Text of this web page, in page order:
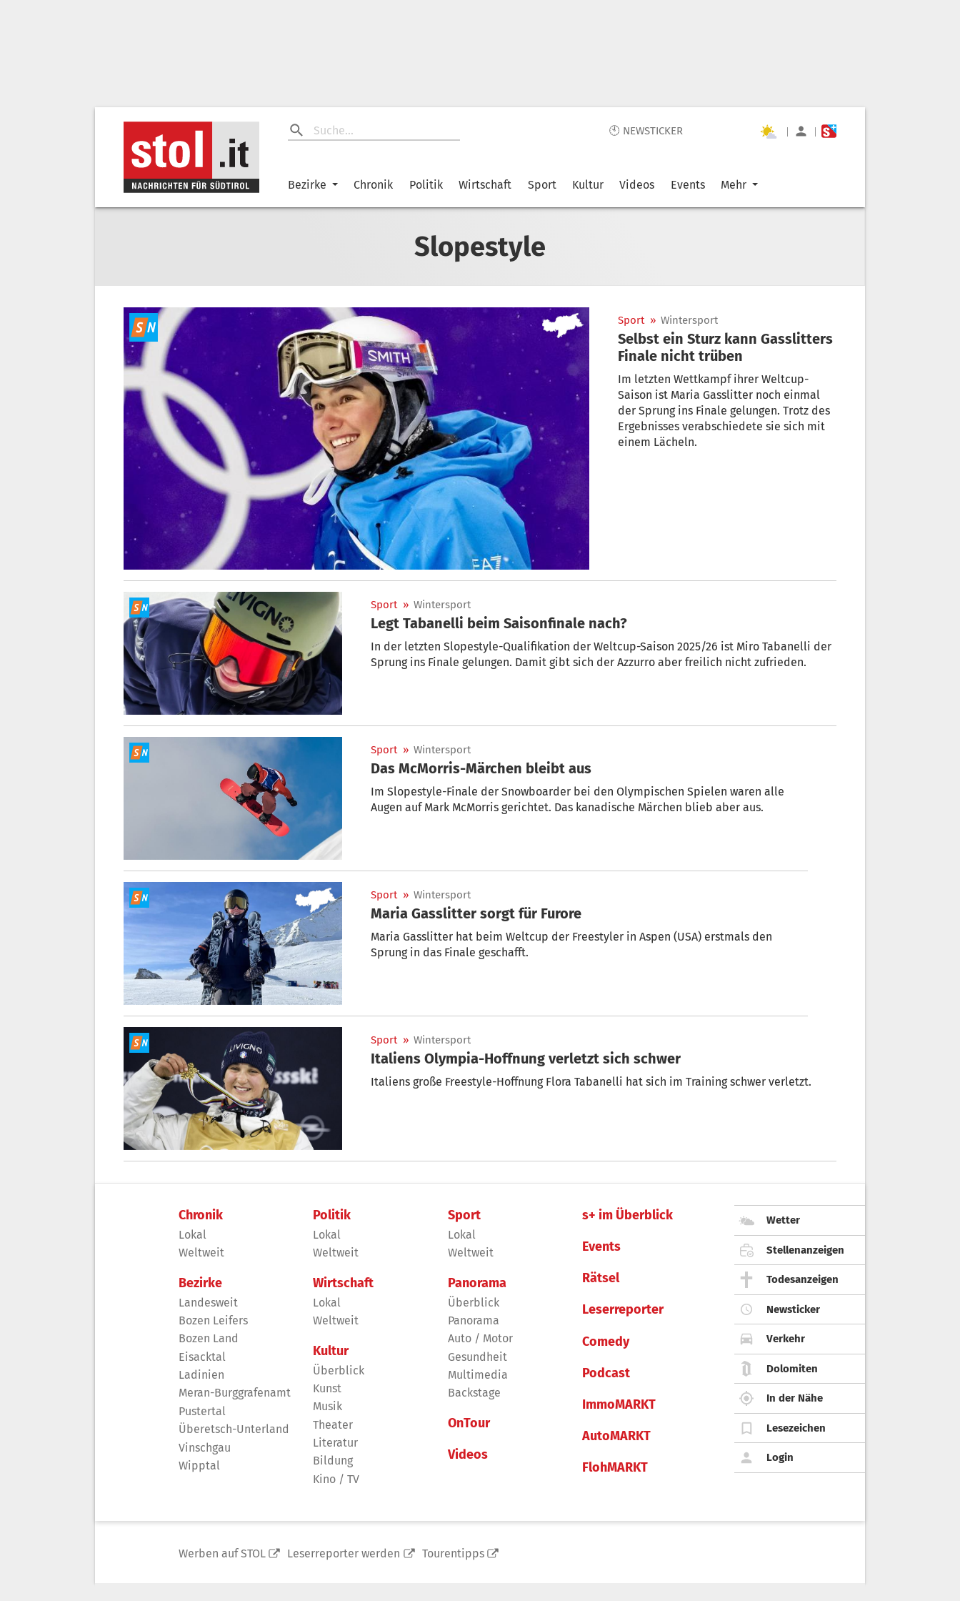
🕙 NEWSTICKER | |
Bezirke Chronik Politik Wirtschaft Sport Kultur Videos Events Mehr
Slopestyle
Sport » Wintersport
Selbst ein Sturz kann Gasslitters
Finale nicht trüben
Im letzten Wettkampf ihrer Weltcup-
Saison ist Maria Gasslitter noch einmal
der Sprung ins Finale gelungen. Trotz des
Ergebnisses verabschiedete sie sich mit
einem Lächeln.
Sport » Wintersport
Legt Tabanelli beim Saisonfinale nach?
In der letzten Slopestyle-Qualifikation der Weltcup-Saison 2025/26 ist Miro Tabanelli der
Sprung ins Finale gelungen. Damit gibt sich der Azzurro aber freilich nicht zufrieden.
Sport » Wintersport
Das McMorris-Märchen bleibt aus
Im Slopestyle-Finale der Snowboarder bei den Olympischen Spielen waren alle
Augen auf Mark McMorris gerichtet. Das kanadische Märchen blieb aber aus.
Sport » Wintersport
Maria Gasslitter sorgt für Furore
Maria Gasslitter hat beim Weltcup der Freestyler in Aspen (USA) erstmals den
Sprung in das Finale geschafft.
Sport » Wintersport
Italiens Olympia-Hoffnung verletzt sich schwer
Italiens große Freestyle-Hoffnung Flora Tabanelli hat sich im Training schwer verletzt.
Chronik
Lokal
Weltweit
Bezirke
Landesweit
Bozen Leifers
Bozen Land
Eisacktal
Ladinien
Meran-Burggrafenamt
Pustertal
Überetsch-Unterland
Vinschgau
Wipptal
Politik
Lokal
Weltweit
Wirtschaft
Lokal
Weltweit
Kultur
Überblick
Kunst
Musik
Theater
Literatur
Bildung
Kino / TV
Sport
Lokal
Weltweit
Panorama
Überblick
Panorama
Auto / Motor
Gesundheit
Multimedia
Backstage
OnTour
Videos
s+ im Überblick
Events
Rätsel
Leserreporter
Comedy
Podcast
ImmoMARKT
AutoMARKT
FlohMARKT
Wetter
Stellenanzeigen
Todesanzeigen
Newsticker
Verkehr
Dolomiten
In der Nähe
Lesezeichen
Login
Werben auf STOL Leserreporter werden Tourentipps